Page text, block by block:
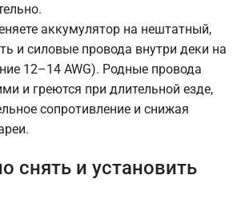
аккумулятор на нештатный,
и силовые провода внутри деки на
12–14 AWG). Родные провода
и греются при длительной езде,
сопротивление и снижая
снять и установить